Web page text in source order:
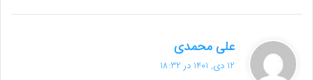
علی محمدی
ف
12 دی, 1401 در 18:32